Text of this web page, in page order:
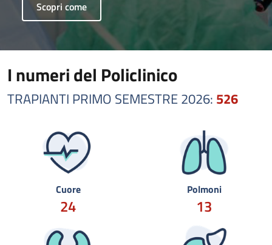
Scopri come
I numeri del Policlinico
TRAPIANTI PRIMO SEMESTRE 2026: 526
Cuore
24
Polmoni
13